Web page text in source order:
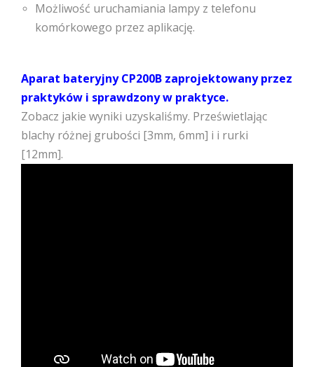
Możliwość uruchamiania lampy z telefonu
komórkowego przez aplikację.
Aparat bateryjny CP200B zaprojektowany przez
praktyków i sprawdzony w praktyce.
Zobacz jakie wyniki uzyskaliśmy. Prześwietlając
blachy różnej grubości [3mm, 6mm] i i rurki
[12mm].